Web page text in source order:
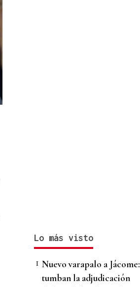
Lo más visto
Nuevo varapalo a Jácome:
tumban la adjudicación